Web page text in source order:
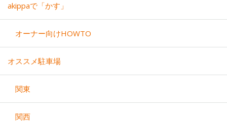
akippaで「かす」
オーナー向けHOWTO
オススメ駐車場
関東
関西